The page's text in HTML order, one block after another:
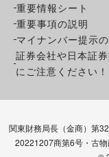
重要情報シート
重要事項の説明
マイナンバー提示
証券会社や日本証
にご注意ください！
関東財務局長（金商）第
20221207商第6号・古